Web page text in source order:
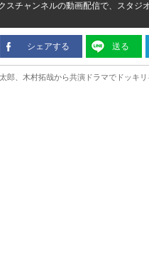
スチャンネルの動画配信で、スタジ
シェアする 送る
郎、木村拓哉から共演ドラマでドッキ